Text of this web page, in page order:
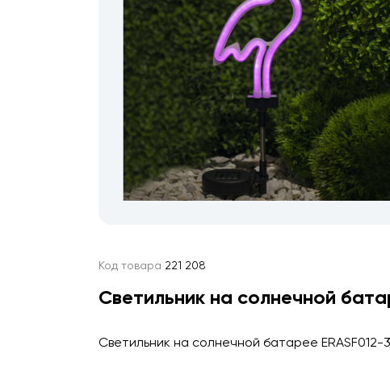
Код товара 221 208
Светильник на солнечной
Светильник на солнечной батарее